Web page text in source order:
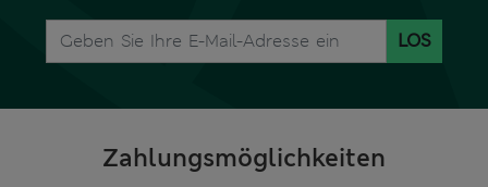
LOS
Zahlungsmöglichkeiten